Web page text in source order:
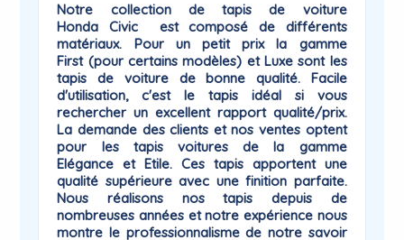
Notre collection detapis de voiture
Honda Civic
est composé de différents
matériaux. Pour un petit prix la gamme
First(pour certains modèles) et Luxesont les
tapis de voiture de bonne qualité. Facile
d'utilisation, c'est le tapis idéal si vous
rechercher un excellent rapport qualité/prix.
La demande des clients et nos ventes optent
pour les tapis voitures de la gamme
Elégance etEtile. Ces tapis apportent une
qualité supérieure avec une finition parfaite.
Nous réalisons nos tapis depuis de
nombreuses années et notre expérience nous
montre le professionnalisme de notre savoir